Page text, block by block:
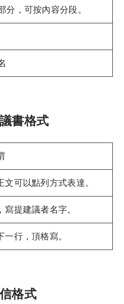
分，可按內容分段。
書格式
文可以點列方式表達。
寫提建議者名字。
一行，頂格寫。
格式